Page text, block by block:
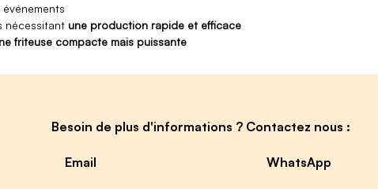
nécessitant une production rapide et efficace
friteuse compacte mais puissante
Besoin de plus d'informations ? Contactez nous :
Email WhatsApp